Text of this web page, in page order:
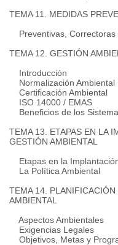
TEMA 11. MEDIDAS
Preventivas, Correctoras
TEMA 12. GESTIÓN
Introducción
Normalización Ambiental
Certificación Ambiental
ISO 14000 / EMAS
Beneficios de los
TEMA 13. ETAPAS EN LA
GESTIÓN AMBIENTAL
Etapas en la
La Política Ambiental
TEMA 14.
AMBIENTAL
Aspectos Ambientales
Exigencias Legales
Objetivos, Metas y